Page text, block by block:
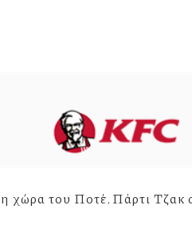
χώρα του Ποτέ, Πάρτι Τζακ